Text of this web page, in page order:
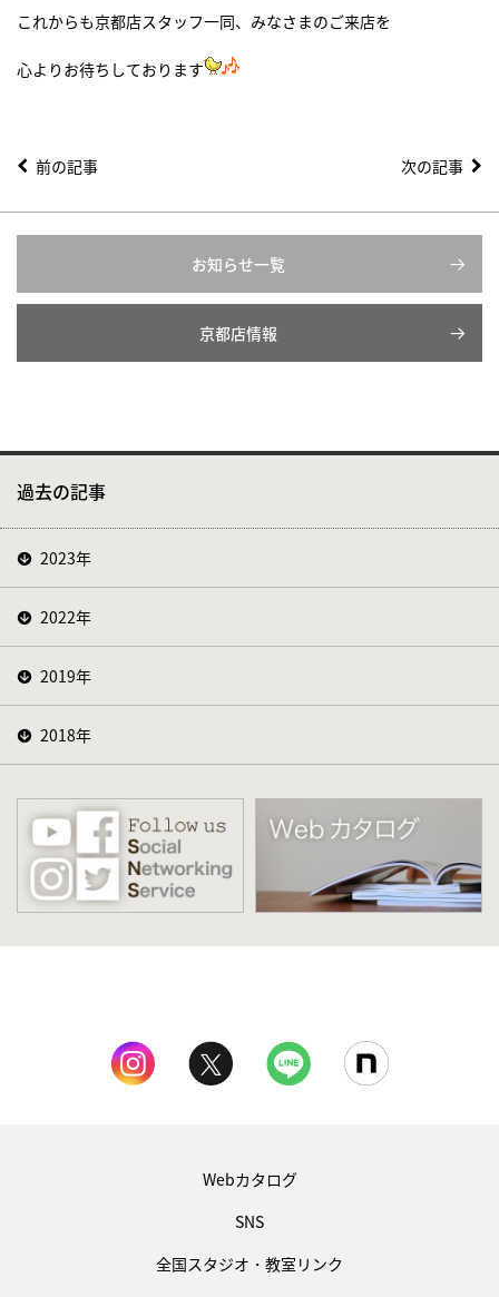
これからも京都店スタッフ一同、みなさまのご来店を
心よりお待ちしております
前の記事 次の記事
お知らせ一覧
京都店情報
過去の記事
2023年
2022年
2019年
2018年
Webカタログ
SNS
全国スタジオ・教室リンク